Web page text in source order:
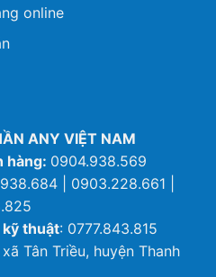
online
ANY VIỆT NAM
hàng: 0904.938.569
| 0903.228.661 |
kỹ thuật: 0777.843.815
Tân Triều, huyện Thanh